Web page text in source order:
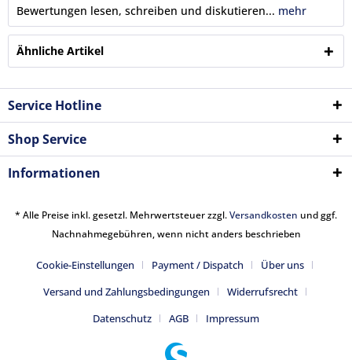
Bewertungen lesen, schreiben und diskutieren... mehr
Ähnliche Artikel
Service Hotline
Shop Service
Informationen
* Alle Preise inkl. gesetzl. Mehrwertsteuer zzgl.Versandkosten und ggf.
Nachnahmegebühren, wenn nicht anders beschrieben
Cookie-Einstellungen Payment / Dispatch
Über uns
Versand und Zahlungsbedingungen
Widerrufsrecht
Datenschutz
AGB Impressum